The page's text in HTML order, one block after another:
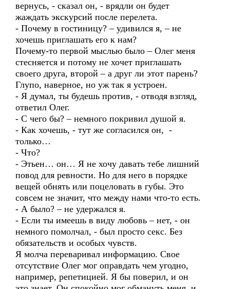
вернусь, - сказал он, - врядли он будет
жаждать экскурсий после перелета.
- Почему в гостиницу? – удивился я, – не
хочешь приглашать его к нам?
Почему-то первой мыслью было – Олег меня
стесняется и потому не хочет приглашать
своего друга, второй – а друг ли этот парень?
Глупо, наверное, но уж так я устроен.
- Я думал, ты будешь против, - отводя взгляд,
ответил Олег.
- С чего бы? – немного покривил душой я.
- Как хочешь, - тут же согласился он, -
только…
- Что?
- Этьен… он… Я не хочу давать тебе лишний
повод для ревности. Но для него в порядке
вещей обнять или поцеловать в губы. Это
совсем не значит, что между нами что-то есть.
- А было? – не удержался я.
- Если ты имеешь в виду любовь – нет, - он
немного помолчал, - был просто секс. Без
обязательств и особых чувств.
Я молча переваривал информацию. Свое
отсутствие Олег мог оправдать чем угодно,
например, репетицией. Я бы поверил, и он